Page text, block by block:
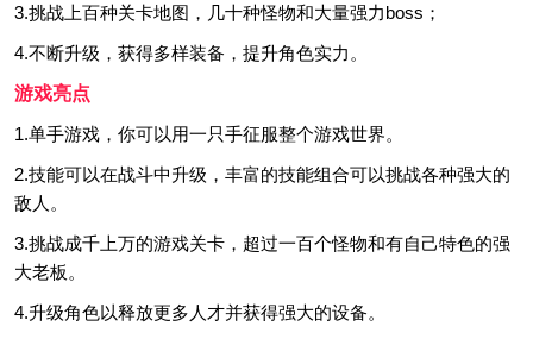
3.挑战上百种关卡地图，几十种怪物和大量强力boss；
4.不断升级，获得多样装备，提升角色实力。
游戏亮点
1.单手游戏，你可以用一只手征服整个游戏世界。
2.技能可以在战斗中升级，丰富的技能组合可以挑战各种强大的
敌人。
3.挑战成千上万的游戏关卡，超过一百个怪物和有自己特色的强
大老板。
4.升级角色以释放更多人才并获得强大的设备。